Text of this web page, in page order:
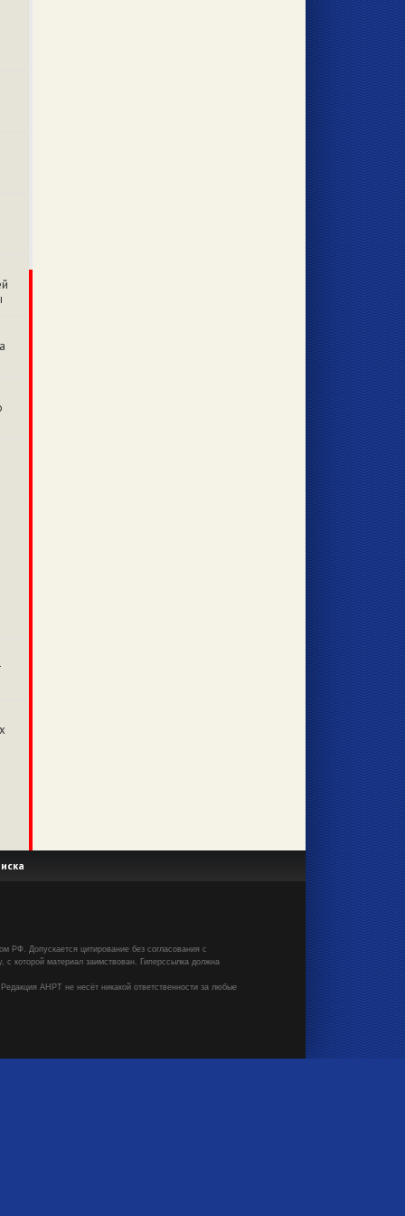
РФ. Допускается цитирование без согласования с
которой материал заимствован. Гиперссылка должна
АНРТ не несёт никакой ответственности за любые